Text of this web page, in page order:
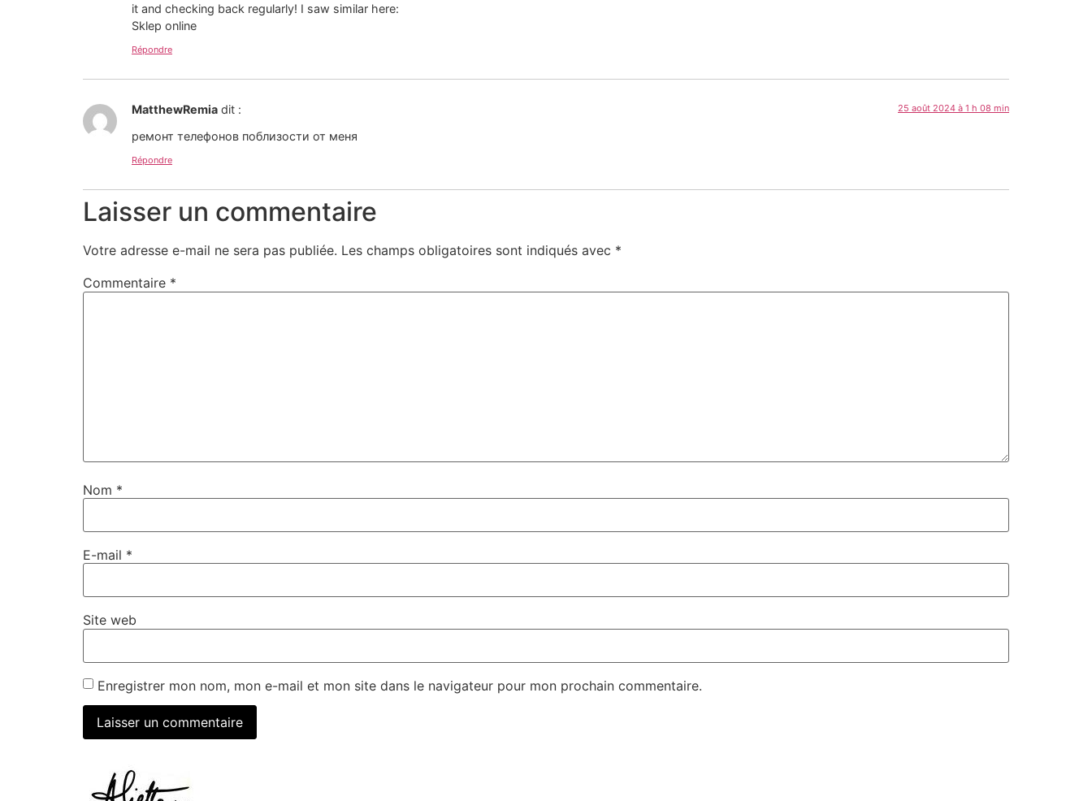
it and checking back regularly! I saw similar here:
Sklep online
Répondre
MatthewRemia dit : 25 août 2024 à 1 h 08 min
ремонт телефонов поблизости от меня
Répondre
Laisser un commentaire
Votre adresse e-mail ne sera pas publiée. Les champs obligatoires sont indiqués avec *
Commentaire *
Nom *
E-mail *
Site web
Enregistrer mon nom, mon e-mail et mon site dans le navigateur pour mon prochain commentaire.